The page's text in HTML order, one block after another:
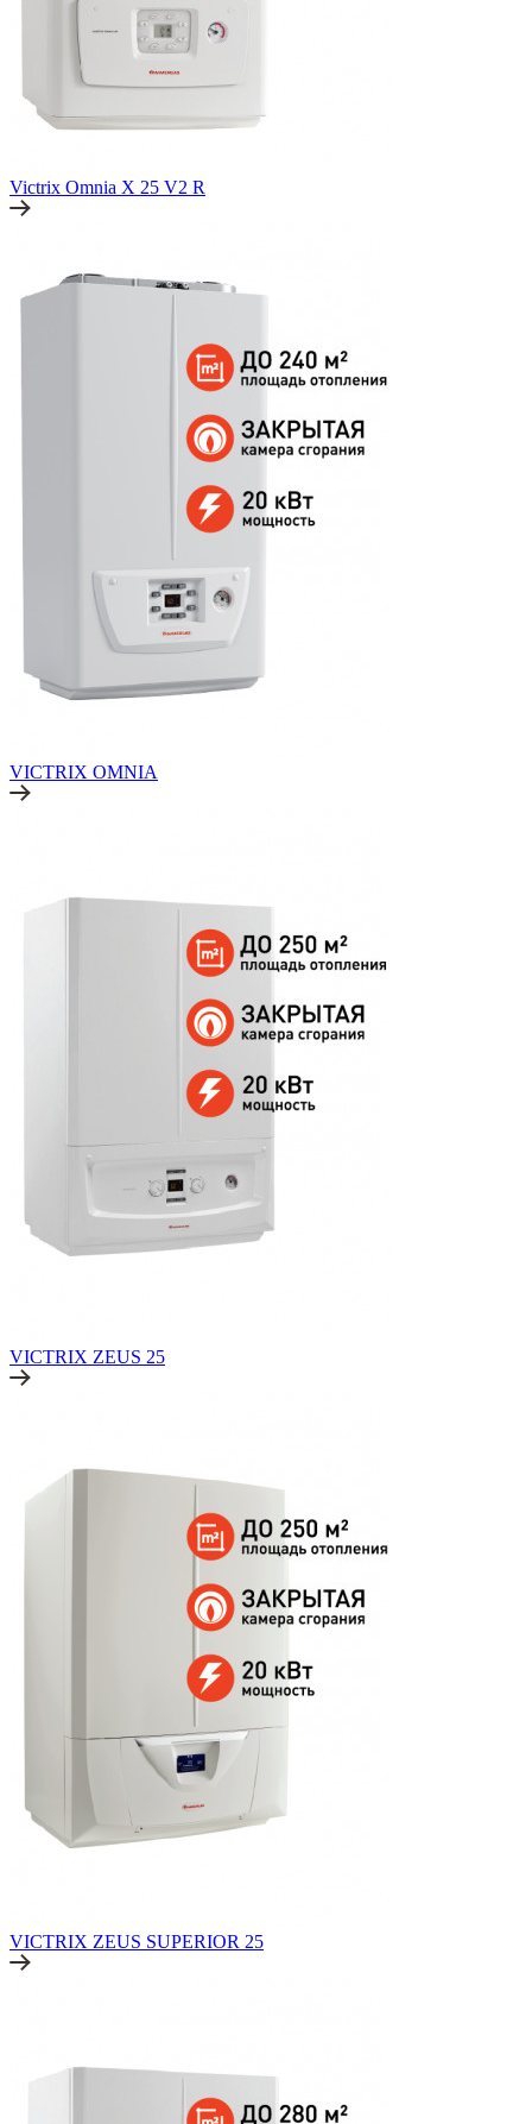
Victrix Omnia X 25 V2 R
VICTRIX OMNIA
VICTRIX ZEUS 25
VICTRIX ZEUS SUPERIOR 25